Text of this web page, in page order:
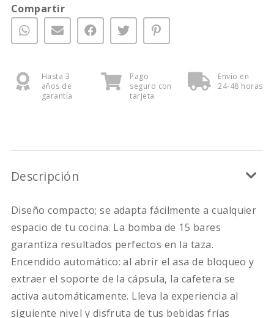
Compartir
Hasta 3
años de
garantía
Pago
seguro con
tarjeta
Envío en
24-48 horas
Descripción
Diseño compacto; se adapta fácilmente a cualquier
espacio de tu cocina. La bomba de 15 bares
garantiza resultados perfectos en la taza.
Encendido automático: al abrir el asa de bloqueo y
extraer el soporte de la cápsula, la cafetera se
activa automáticamente. Lleva la experiencia al
siguiente nivel y disfruta de tus bebidas frías